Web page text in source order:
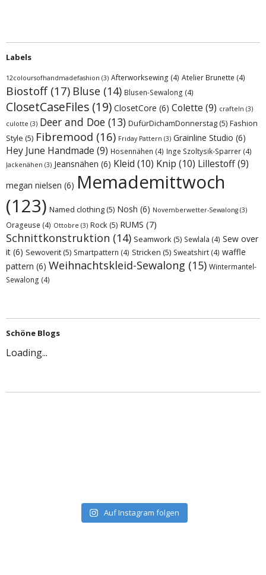
Labels
12coloursofhandmadefashion (3) Afterworksewing (4) Atelier Brunette (4)
Biostoff(17) Bluse (14) Blusen-Sewalong (4)
ClosetCaseFiles (19) ClosetCore (6) Colette (9) crafteln (3)
culotte (3) Deer and Doe (13) DufürDichamDonnerstag (5) Fashion
Style (5) Fibremood (16) Friday Pattern (3) Grainline Studio (6)
Hey June Handmade (9) Hosennähen (4) Inge Szoltysik-Sparrer (4)
Jackenähen (3) Jeansnähen (6) Kleid (10) Knip (10) Lillestoff(9)
megan nielsen (6) Memademittwoch
(123) Named clothing (5) Nosh (6) Novemberwetter-Sewalong (3)
Orageuse (4) Ottobre (3) Rock (5) RUMS (7)
Schnittkonstruktion (14) Seamwork (5) Sewlala (4) Sew over
it (6) Sewoverit (5) Smartpattern (4) Stricken (5) Sweatshirt (4) waffle
pattern (6) Weihnachtskleid-Sewalong (15) Wintermantel-
Sewalong (4)
Schöne Blogs
Loading...
Auf Instagram folgen